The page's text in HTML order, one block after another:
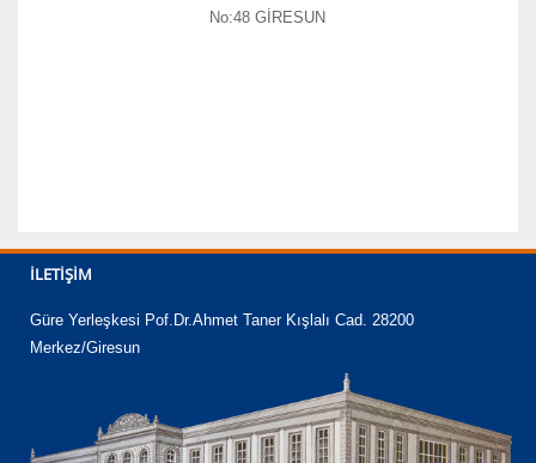
No:48 GİRESUN
İLETIŞIM
Güre Yerleşkesi Pof.Dr.Ahmet Taner Kışlalı Cad. 28200
Merkez/Giresun